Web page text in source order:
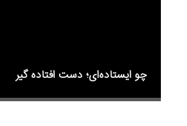
چو ایستاده‌ای؛ دست افتاده گیر